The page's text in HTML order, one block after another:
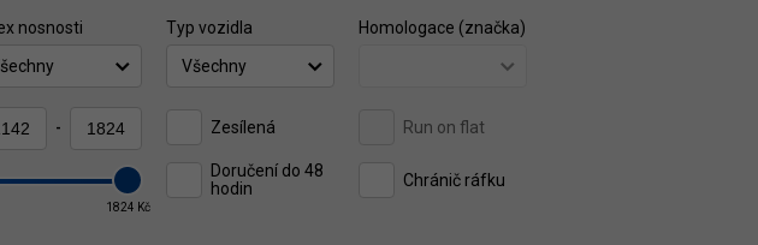
nosnosti
Typ vozidla
Všechny
Homologace (značka)
-
1824 Kč
Zesílená Run on flat
Doručení do 48
hodin
Chránič ráfku